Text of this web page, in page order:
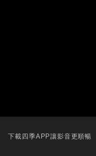
下載四季APP讓影音更順暢